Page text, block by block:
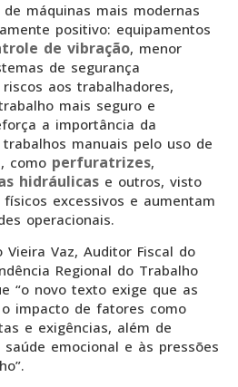
máquinas mais modernas
positivo: equipamentos
de vibração, menor
de segurança
aos trabalhadores,
mais seguro e
a importância da
manuais pelo uso de
como perfuratrizes,
hidráulicas e outros, visto
excessivos e aumentam
operacionais.
Vieira Vaz, Auditor Fiscal do
Regional do Trabalho
“o novo texto exige que as
impacto de fatores como
e exigências, além de
emocional e às pressões